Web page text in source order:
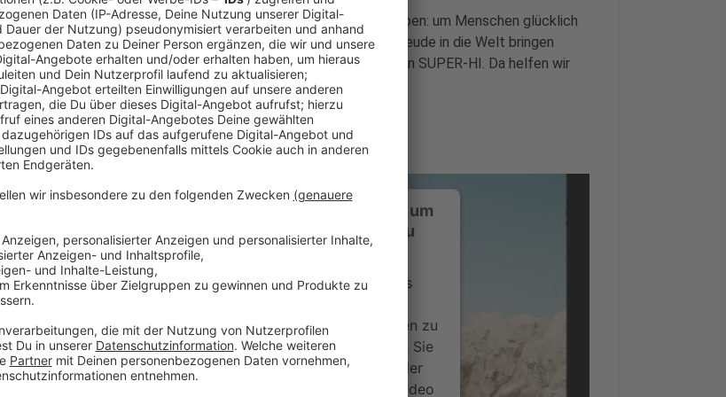
"Wir haben ‘Following The Sun’ aus einem einzigen Grund geschrieben: um Menschen glücklich
zu machen. Wenn wir mit diesem Song ein positives Gefühl und Freude in die Welt bringen
können, dann haben wir unser Ziel erreicht.", sagen die Produzenten SUPER-HI. Da helfen wir
doch gerne und spielen den Song bei uns im Radio.
Anzeige
Wir benötigen Ihre Zustimmung, um
den YouTube Video-Service zu
laden!
Wir verwenden einen Service eines
einzubetten. Dieser Service kann Daten zu
Ihren Aktivitäten sammeln. Bitte lesen Sie
die Details durch und stimmen Sie der
Nutzung des Service zu, um dieses Video